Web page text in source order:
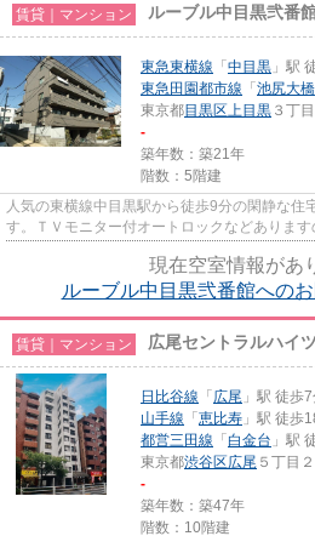
賃貸｜マンション ルーブル中目黒弐番
東急東横線 「 中目黒 」駅
東急田園都市線 「 池尻大橋
東京都目黒区上目黒 ３丁
-
築年数：築21年
階数：5階建
人気の東横線中目黒駅から徒歩9分の閑静な住
す。ＴＶモニター付オートロックなどありま
現在空室情報があ
ルーブル中目黒弐番館への
賃貸｜マンション 広尾セントラルハイツ
日比谷線 「 広尾 」駅 徒歩
山手線 「 恵比寿 」駅 徒歩
都営三田線 「 白金台 」駅
東京都渋谷区広尾 ５丁目
-
築年数：築47年
階数：10階建